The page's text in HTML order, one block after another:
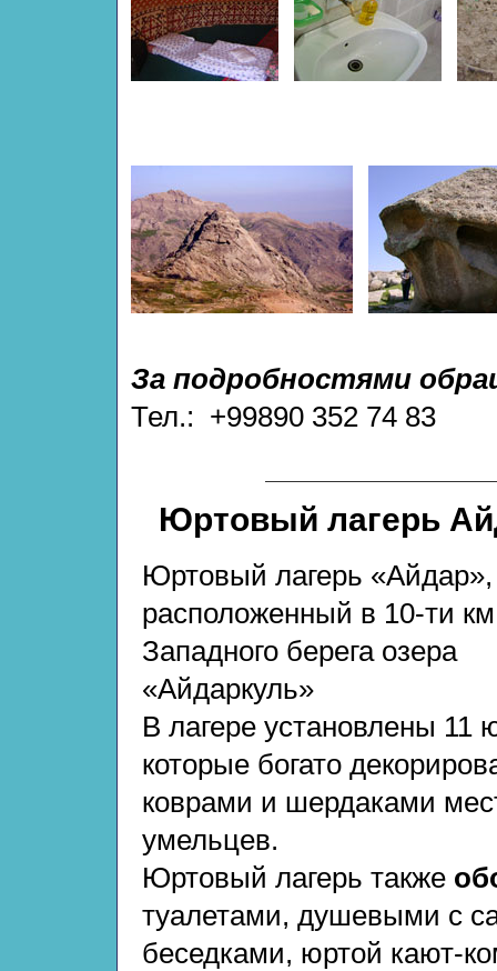
За подробностями
Тел.: +99890 352 74 83
Юртовый лагерь
Юртовый лагерь «Айдар»,
расположенный в 10-ти
Западного берега озера
«Айдаркуль»
В лагере установлены 11
которые богато
коврами и шердаками
умельцев.
Юртовый лагерь также
туалетами, душевыми с
беседками, юртой кают-